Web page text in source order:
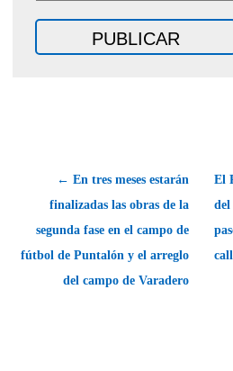
← En tres meses estarán
finalizadas las obras de la
segunda fase en el campo de
fútbol de Puntalón y el arreglo
del campo de Varadero
El
del